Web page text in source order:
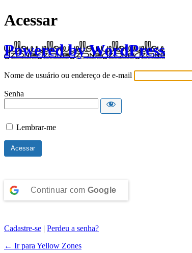
Acessar
Powered by WordPress
Nome de usuário ou endereço de e-mail
Senha
Lembrar-me
Continuar com Google
Cadastre-se | Perdeu a senha?
← Ir para Yellow Zones